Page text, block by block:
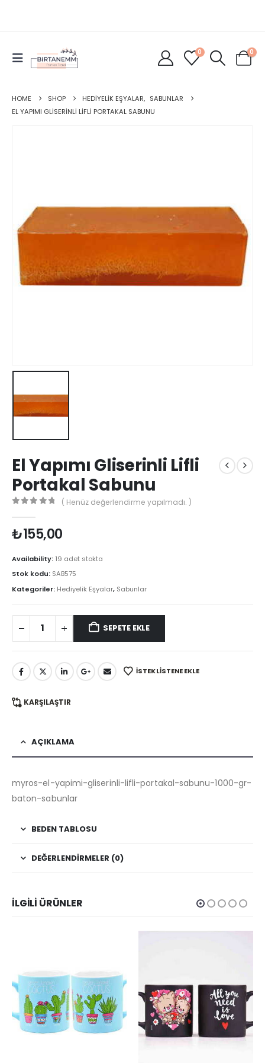
0 0
HOME SHOP HEDIYELIK EŞYALAR, SABUNLAR
EL YAPIMI GLISERINLI LIFLI PORTAKAL SABUNU
El Yapımı Gliserinli Lifli
Portakal Sabunu
( Henüz değerlendirme yapılmadı. )
₺155,00
Availability: 19 adet stokta
Stok kodu: SAB575
Kategoriler: Hediyelik Eşyalar, Sabunlar
SEPETE EKLE
İSTEK LISTENE EKLE
KARŞILAŞTIR
AÇIKLAMA
myros-el-yapimi-gliserinli-lifli-portakal-sabunu-1000-gr-
baton-sabunlar
BEDEN TABLOSU
DEĞERLENDIRMELER (0)
İLGILI ÜRÜNLER